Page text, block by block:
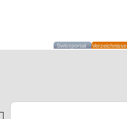
Swissportail Verzeichnisse